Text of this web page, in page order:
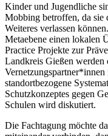
Kinder und Jugendliche
Mobbing betroffen, da sie
Weiteres verlassen
Metaebene einen lokalen
Practice Projekte zur
Landkreis Gießen
standortbezogene
Schutzkonzeptes gegen
Schulen wird diskutiert.
Die Fachtagung möchte